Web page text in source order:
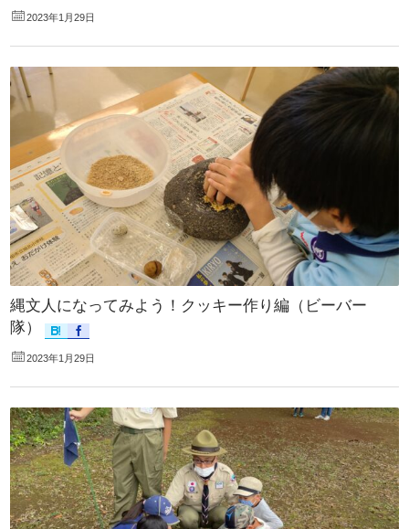
2023年1月29日
縄文人になってみよう！クッキー作り編（ビーバー
隊）
2023年1月29日